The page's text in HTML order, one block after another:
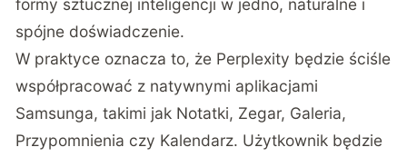
formy sztucznej inteligencji w jedno, naturalne i
spójne doświadczenie.
W praktyce oznacza to, że Perplexity będzie ściśle
współpracować z natywnymi aplikacjami
Samsunga, takimi jak Notatki, Zegar, Galeria,
Przypomnienia czy Kalendarz. Użytkownik będzie